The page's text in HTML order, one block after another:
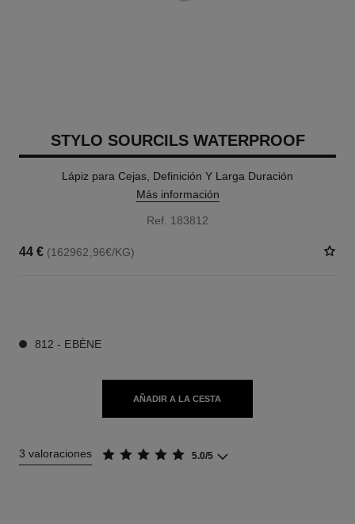
STYLO SOURCILS WATERPROOF
Lápiz para Cejas, Definición Y Larga Duración
Más información
Ref. 183812
44 € (162962,96€/KG)
812 - EBÈNE
AÑADIR A LA CESTA
3 valoraciones 5.0/5